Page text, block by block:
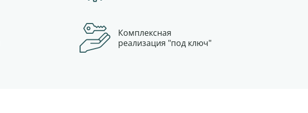
Комплексная
реализация "под ключ"